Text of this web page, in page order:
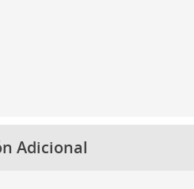
Adicional